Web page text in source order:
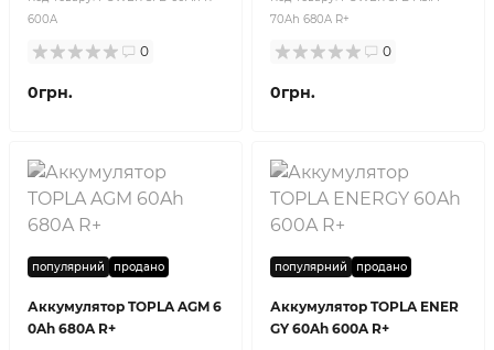
600A
0
0грн.
70Ah 680A R+
0
0грн.
популярний продано
Аккумулятор TOPLA AGM 6
0Ah 680A R+
популярний продано
Аккумулятор TOPLA ENER
GY 60Ah 600A R+